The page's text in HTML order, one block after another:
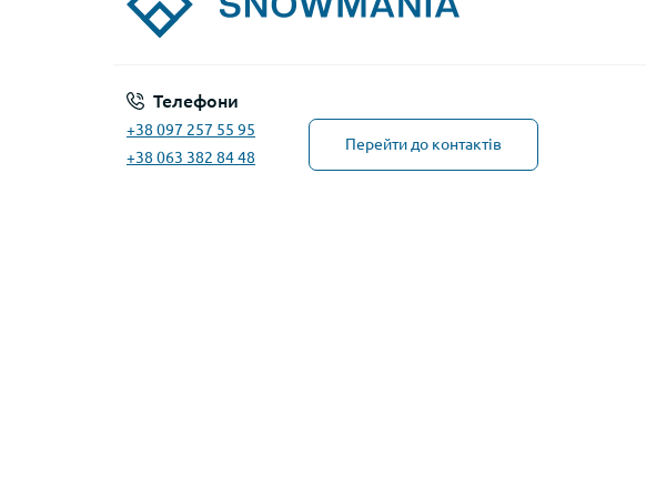
Телефони
+38 097 257 55 95
+38 063 382 84 48
Перейти до контактів